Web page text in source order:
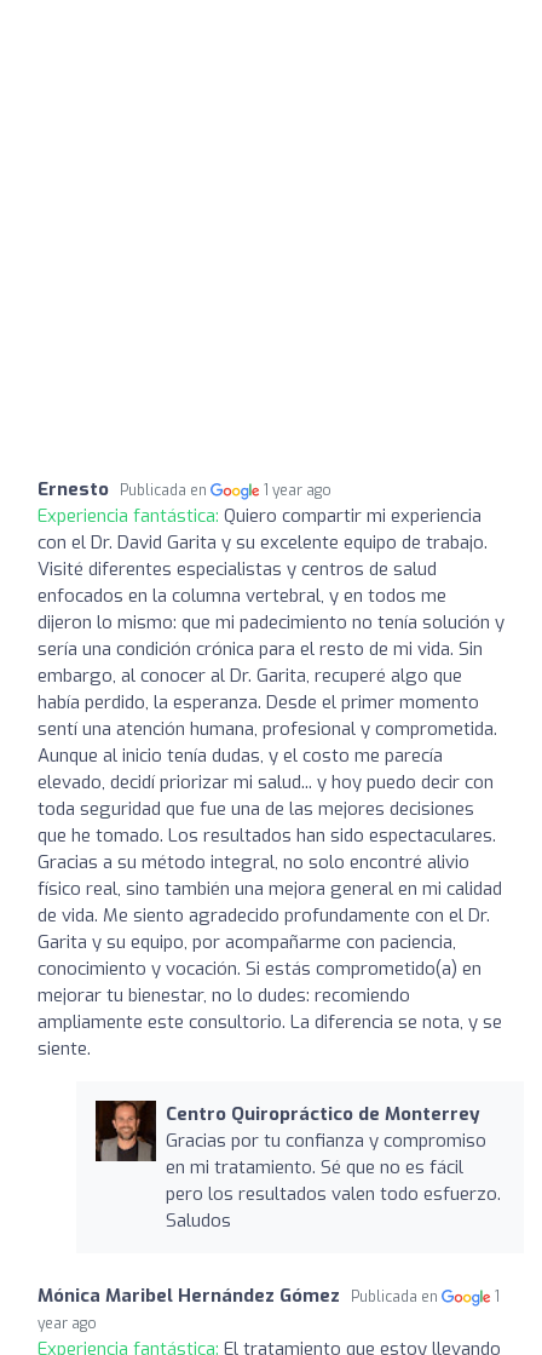
Ernesto Publicada en 1 year ago
Experiencia fantástica: Quiero compartir mi experiencia
con el Dr. David Garita y su excelente equipo de trabajo.
Visité diferentes especialistas y centros de salud
enfocados en la columna vertebral, y en todos me
dijeron lo mismo: que mi padecimiento no tenía solución y
sería una condición crónica para el resto de mi vida. Sin
embargo, al conocer al Dr. Garita, recuperé algo que
había perdido, la esperanza. Desde el primer momento
sentí una atención humana, profesional y comprometida.
Aunque al inicio tenía dudas, y el costo me parecía
elevado, decidí priorizar mi salud... y hoy puedo decir con
toda seguridad que fue una de las mejores decisiones
que he tomado. Los resultados han sido espectaculares.
Gracias a su método integral, no solo encontré alivio
físico real, sino también una mejora general en mi calidad
de vida. Me siento agradecido profundamente con el Dr.
Garita y su equipo, por acompañarme con paciencia,
conocimiento y vocación. Si estás comprometido(a) en
mejorar tu bienestar, no lo dudes: recomiendo
ampliamente este consultorio. La diferencia se nota, y se
siente.
Centro Quiropráctico de Monterrey
Gracias por tu confianza y compromiso
en mi tratamiento. Sé que no es fácil
pero los resultados valen todo esfuerzo.
Saludos
Mónica Maribel Hernández Gómez Publicada en
1
year ago
Experiencia fantástica: El tratamiento que estoy llevando